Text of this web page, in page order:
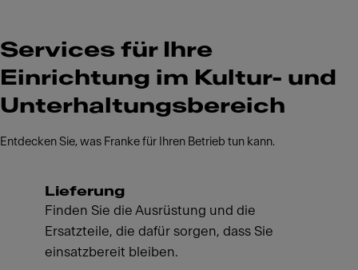
Services für Ihre
Einrichtung im Kultur- und
Unterhaltungsbereich
Entdecken Sie, was Franke für Ihren Betrieb tun kann.
Lieferung
Finden Sie die Ausrüstung und die
Ersatzteile, die dafür sorgen, dass Sie
einsatzbereit bleiben.